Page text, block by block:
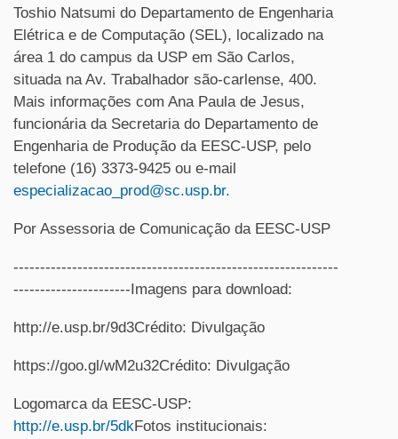
Toshio Natsumi do Departamento de Engenharia
Elétrica e de Computação (SEL), localizado na
área 1 do campus da USP em São Carlos,
situada na Av. Trabalhador são-carlense, 400.
Mais informações com Ana Paula de Jesus,
funcionária da Secretaria do Departamento de
Engenharia de Produção da EESC-USP, pelo
telefone (16) 3373-9425 ou e-mail
especializacao_prod@sc.usp.br.
Por Assessoria de Comunicação da EESC-USP
-------------------------------------------------------------
----------------------Imagens para download:
http://e.usp.br/9d3Crédito: Divulgação
https://goo.gl/wM2u32Crédito: Divulgação
Logomarca da EESC-USP:
http://e.usp.br/5dkFotos institucionais: